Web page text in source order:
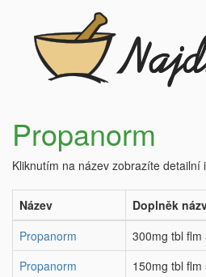
Propanorm
Kliknutím na název zobrazíte detailní
Název Doplněk
Propanorm
300mg tbl flm
Propanorm
150mg tbl flm